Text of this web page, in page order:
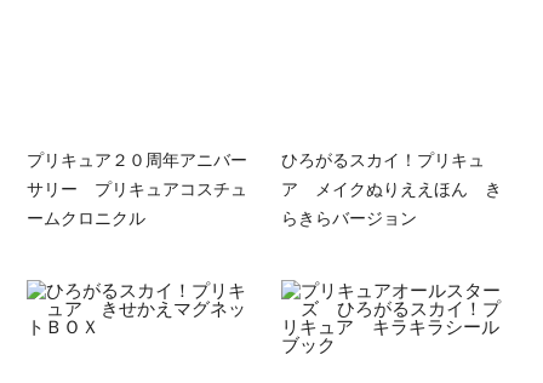
プリキュア２０周年アニバー
サリー プリキュアコスチュ
ームクロニクル
ひろがるスカイ！プリキュ
ア メイクぬりええほん き
らきらバージョン